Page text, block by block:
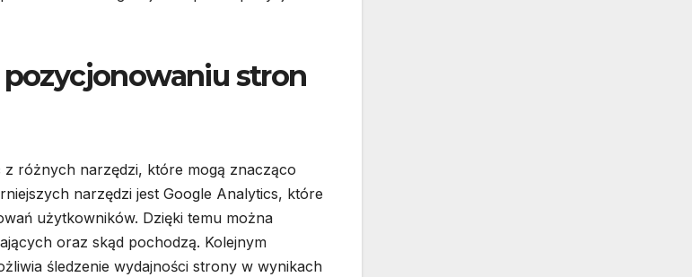
stron
różnych narzędzi, które mogą znacząco
narzędzi jest Google Analytics, które
użytkowników. Dzięki temu można
oraz skąd pochodzą. Kolejnym
śledzenie wydajności strony w wynikach